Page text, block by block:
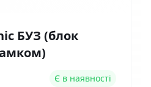
БУЗ (блок
Є в наявності